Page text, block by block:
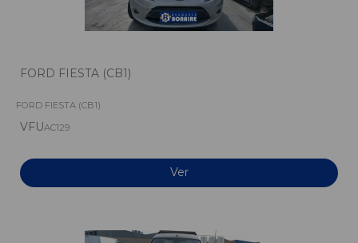
FORD FIESTA (CB1)
FORD FIESTA (CB1)
VFUAC129
Ver